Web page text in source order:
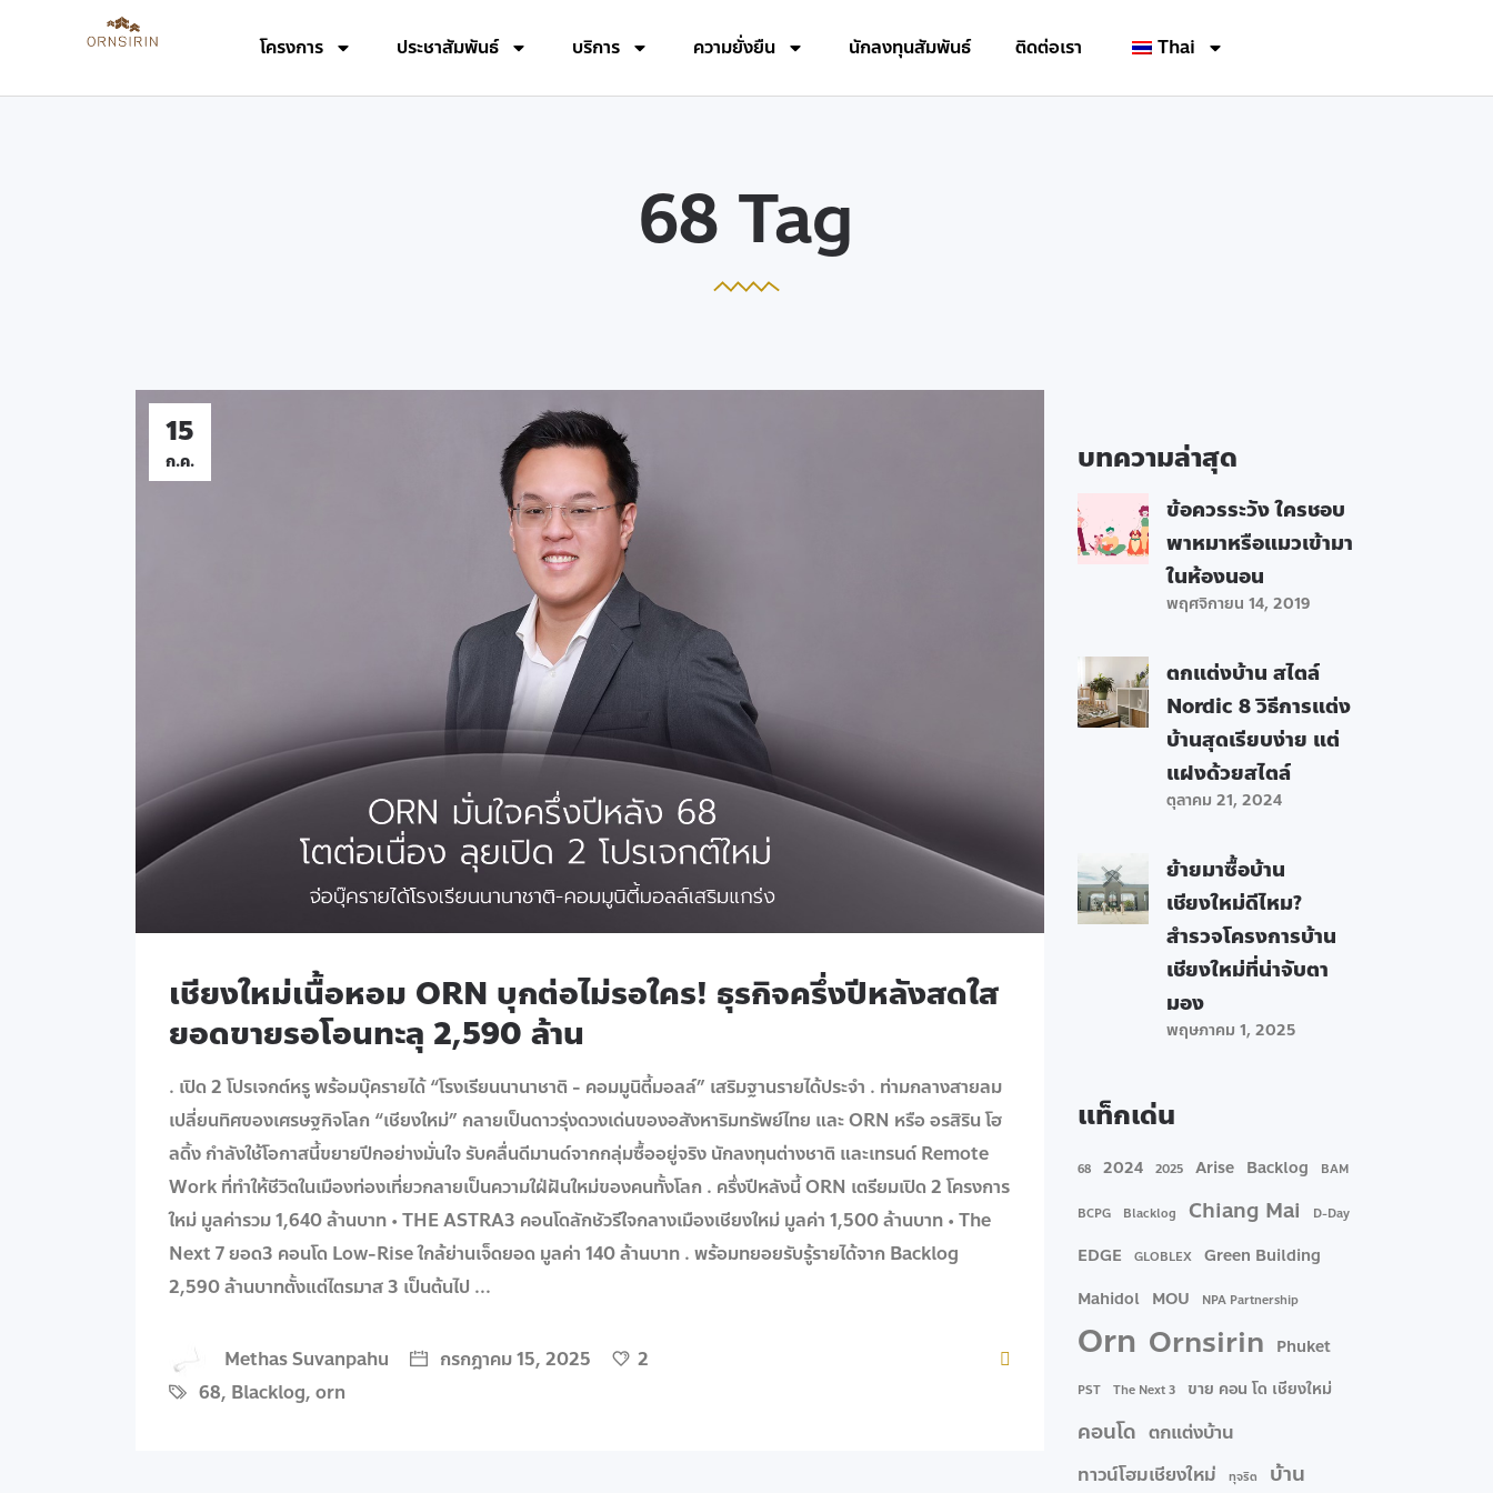
โครงการ ประชาสัมพันธ์ บริการ ความยั่งยืน นักลงทุนสัมพันธ์ ติดต่อเรา Thai
68 Tag
15
ก.ค.
เชียงใหม่เนื้อหอม ORN บุกต่อไม่รอใคร! ธุรกิจครึ่งปีหลังสดใส
ยอดขายรอโอนทะลุ 2,590 ล้าน
. เปิด 2 โปรเจกต์หรู พร้อมบุ๊ครายได้ “โรงเรียนนานาชาติ - คอมมูนิตี้มอลล์” เสริมฐานรายได้ประจำ . ท่ามกลางสายลม
เปลี่ยนทิศของเศรษฐกิจโลก “เชียงใหม่” กลายเป็นดาวรุ่งดวงเด่นของอสังหาริมทรัพย์ไทย และ ORN หรือ อรสิริน โฮ
ลดิ้ง กำลังใช้โอกาสนี้ขยายปีกอย่างมั่นใจ รับคลื่นดีมานด์จากกลุ่มซื้ออยู่จริง นักลงทุนต่างชาติ และเทรนด์ Remote
Work ที่ทำให้ชีวิตในเมืองท่องเที่ยวกลายเป็นความใฝ่ฝันใหม่ของคนทั้งโลก . ครึ่งปีหลังนี้ ORN เตรียมเปิด 2 โครงการ
ใหม่ มูลค่ารวม 1,640 ล้านบาท • THE ASTRA3 คอนโดลักชัวรีใจกลางเมืองเชียงใหม่ มูลค่า 1,500 ล้านบาท • The
Next 7 ยอด3 คอนโด Low-Rise ใกล้ย่านเจ็ดยอด มูลค่า 140 ล้านบาท . พร้อมทยอยรับรู้รายได้จาก Backlog
2,590 ล้านบาทตั้งแต่ไตรมาส 3 เป็นต้นไป
Methas Suvanpahu กรกฎาคม 15, 2025
2
68, Blacklog, orn
บทความล่าสุด
ข้อควรระวัง ใครชอบ
พาหมาหรือแมวเข้ามา
ในห้องนอน
พฤศจิกายน 14, 2019
ตกแต่งบ้าน สไตล์
Nordic 8 วิธีการแต่ง
บ้านสุดเรียบง่าย แต่
แฝงด้วยสไตล์
ตุลาคม 21, 2024
ย้ายมาซื้อบ้าน
เชียงใหม่ดีไหม?
สำรวจโครงการบ้าน
เชียงใหม่ที่น่าจับตา
มอง
พฤษภาคม 1, 2025
แท็กเด่น
68 2024 2025 Arise Backlog BAM
BCPG Blacklog Chiang Mai D-Day
EDGE GLOBLEX
Green Building
Mahidol MOU NPA Partnership
Orn Ornsirin Phuket
PST The Next 3 ขาย คอน โด เชียงใหม่
คอนโด ตกแต่งบ้าน
ทาวน์โฮมเชียงใหม่
ทุจริต บ้าน